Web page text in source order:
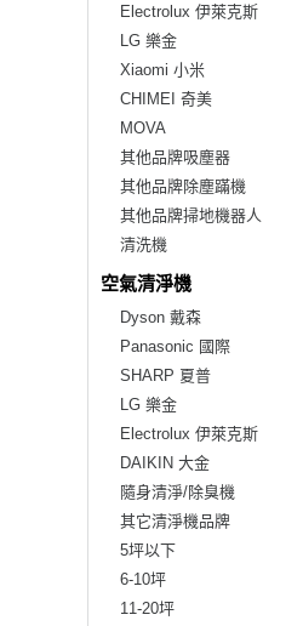
Electrolux 伊萊克斯
LG 樂金
Xiaomi 小米
CHIMEI 奇美
MOVA
其他品牌吸塵器
其他品牌除塵蹣機
其他品牌掃地機器人
清洗機
空氣清淨機
Dyson 戴森
Panasonic 國際
SHARP 夏普
LG 樂金
Electrolux 伊萊克斯
DAIKIN 大金
隨身清淨/除臭機
其它清淨機品牌
5坪以下
6-10坪
11-20坪